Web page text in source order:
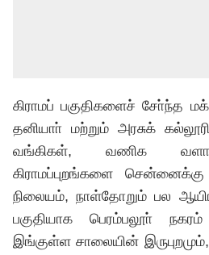
கிராமப் பகுதிகளைச் சோ்ந்த
தனியாா் மற்றும் அரசுக்
வங்கிகள், வணிக
கிராமப்புறங்களை
நிலையம், நாள்தோறும் பல
பகுதியாக பெரம்பலூா் நகரம்
இங்குள்ள சாலையின்